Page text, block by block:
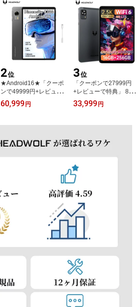
2位
★Android16★「クーポ
ンで49999円+レビュー
で特典」Headwolf Titan
1 タブレット 8.8インチ
E GPS simフリー タブレ
6GB+2TB WidevineL1 2.
ー LPDDR5X UFS4.0 72
60,999 円
3位
「クーポンで27999円
+レビューで特典」 8イ
ンチ タブレット Headwo
lf FPad7 Android15 タブ
B+256GB 2.5Kディスプ
Widevine L1対応 4G通信
速充電 GPS機能 6軸ジャ
イロ GMS 顔認識 タブレ
ット 本体
33,999 円